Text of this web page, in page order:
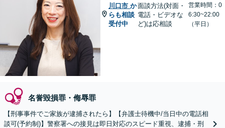
川口市 か
らも相談
受付中
面談方法(対面・
電話・ビデオな
ど)は応相談
営業時間：0
6:30~22:00
（平日）
名誉毀損罪・侮辱罪
【刑事事件でご家族が逮捕されたら】【弁護士待機中/当日中の電話相
談可(予約制)】警察署への接見は即日対応のスピード重視、逮捕・刑